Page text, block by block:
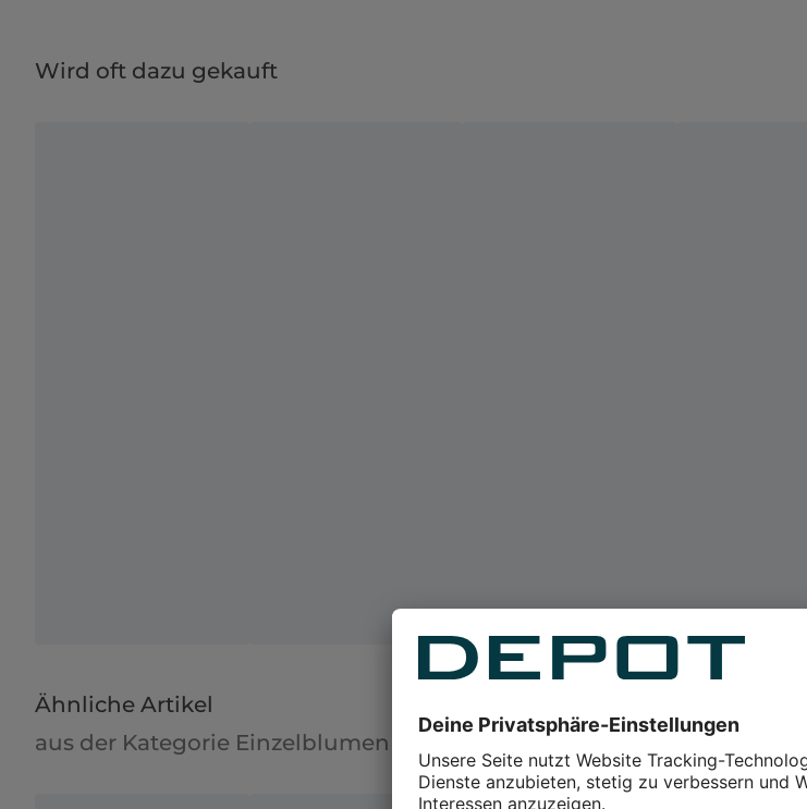
Wird oft dazu gekauft
Ähnliche Artikel
aus der Kategorie Einzelblumen & Blüten Kunstblumen